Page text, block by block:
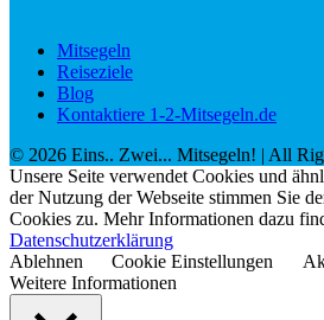
Mitsegeln
Reiseziele
Blog
Kontaktiere 1-2-Mitsegeln.de
© 2026 Eins.. Zwei... Mitsegeln! | All
Unsere Seite verwendet Cookies und
der Nutzung der Webseite stimmen Sie
Cookies zu. Mehr Informationen dazu
Datenschutzerklärung
Ablehnen
Cookie Einstellungen
Weitere Informationen